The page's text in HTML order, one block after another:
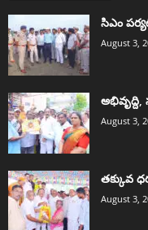
సిఎం
August 3,
అభివృద్ది,
August 3,
తక్కువ
August 3,